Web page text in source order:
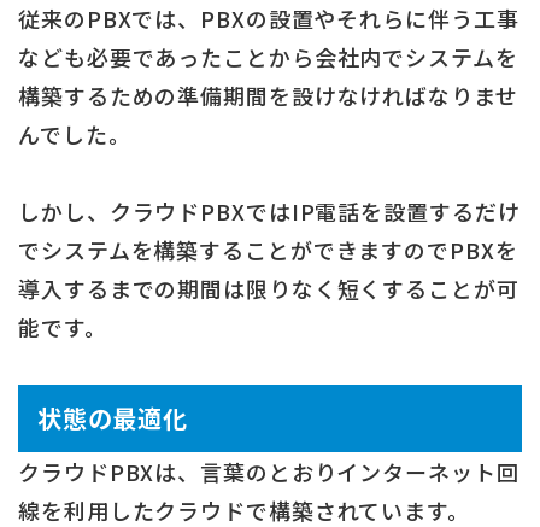
従来のPBXでは、PBXの設置やそれらに伴う工事
なども必要であったことから会社内でシステムを
構築するための準備期間を設けなければなりませ
んでした。
しかし、クラウドPBXではIP電話を設置するだけ
でシステムを構築することができますのでPBXを
導入するまでの期間は限りなく短くすることが可
能です。
状態の最適化
クラウドPBXは、言葉のとおりインターネット回
線を利用したクラウドで構築されています。